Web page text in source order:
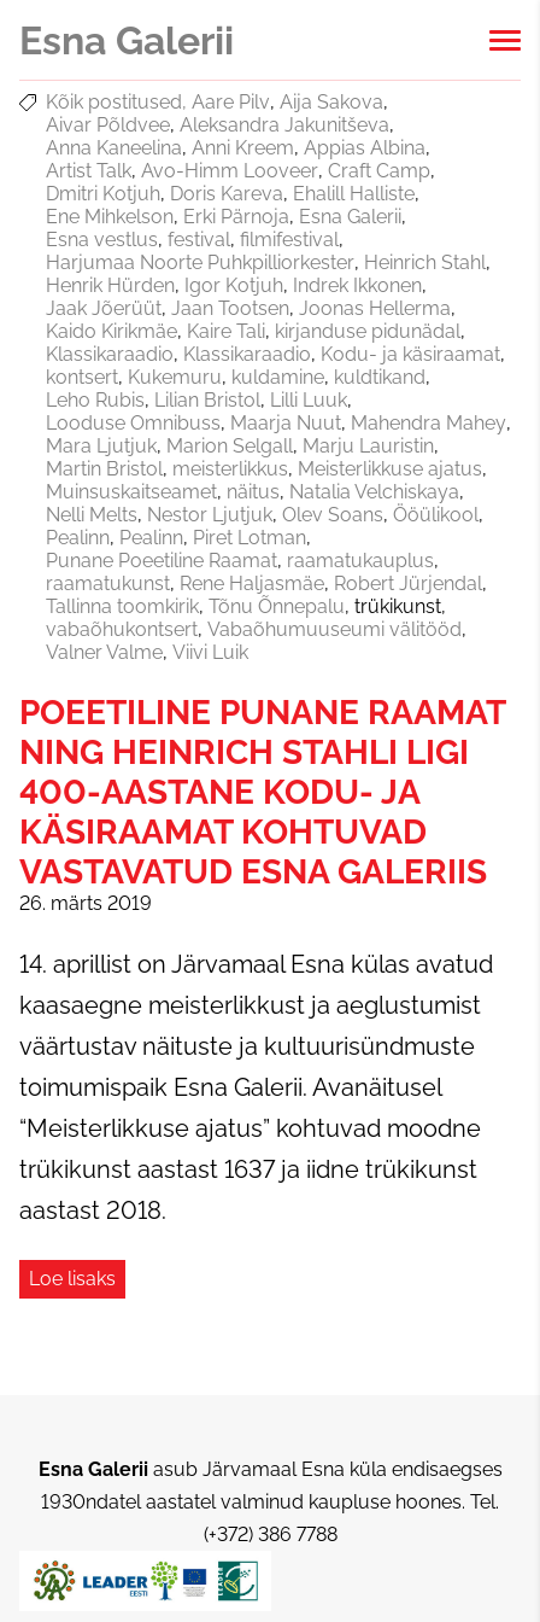
Esna Galerii
Kõik postitused Aare Pilv Aija Sakova
Aivar Põldvee Aleksandra Jakunitševa
Anna Kaneelina Anni Kreem Appias Albina
Artist Talk Avo-Himm Looveer Craft Camp
Dmitri Kotjuh Doris Kareva Ehalill Halliste
Ene Mihkelson Erki Pärnoja Esna Galerii
Esna vestlus festival filmifestival
Harjumaa Noorte Puhkpilliorkester Heinrich Stahl
Henrik Hürden Igor Kotjuh Indrek Ikkonen
Jaak Jõerüüt Jaan Tootsen Joonas Hellerma
Kaido Kirikmäe Kaire Tali kirjanduse pidunädal
Klassikaraadio Klassikaraadio Kodu- ja käsiraamat
kontsert Kukemuru kuldamine kuldtikand
Leho Rubis Lilian Bristol Lilli Luuk
Looduse Omnibuss Maarja Nuut Mahendra Mahey
Mara Ljutjuk Marion Selgall Marju Lauristin
Martin Bristol meisterlikkus Meisterlikkuse ajatus
Muinsuskaitseamet näitus Natalia Velchiskaya
Nelli Melts Nestor Ljutjuk Olev Soans Ööülikool
Pealinn Pealinn Piret Lotman
Punane Poeetiline Raamat raamatukauplus
raamatukunst Rene Haljasmäe Robert Jürjendal
Tallinna toomkirik Tõnu Õnnepalu trükikunst
vabaõhukontsert Vabaõhumuuseumi välitööd
Valner Valme Viivi Luik
POEETILINE PUNANE RAAMAT
NING HEINRICH STAHLI LIGI
400-AASTANE KODU- JA
KÄSIRAAMAT KOHTUVAD
VASTAVATUD ESNA GALERIIS
26. märts 2019
14. aprillist on Järvamaal Esna külas avatud
kaasaegne meisterlikkust ja aeglustumist
väärtustav näituste ja kultuurisündmuste
toimumispaik Esna Galerii. Avanäitusel
“Meisterlikkuse ajatus” kohtuvad moodne
trükikunst aastast 1637 ja iidne trükikunst
aastast 2018.
Loe lisaks
Esna Galeriiasub Järvamaal Esna küla endisaegses
1930ndatel aastatel valminud kaupluse hoones. Tel.
(+372) 386 7788